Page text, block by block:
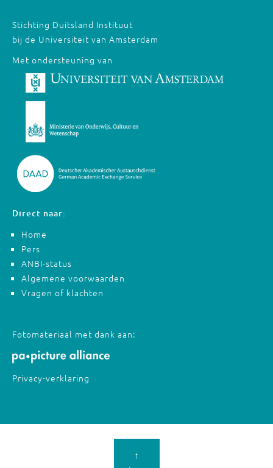
Stichting Duitsland Instituut
bij de Universiteit van Amsterdam
Met ondersteuning van
Direct naar:
Home
Pers
ANBI-status
Algemene voorwaarden
Vragen of klachten
Fotomateriaal met dank aan:
Privacy-verklaring
↑